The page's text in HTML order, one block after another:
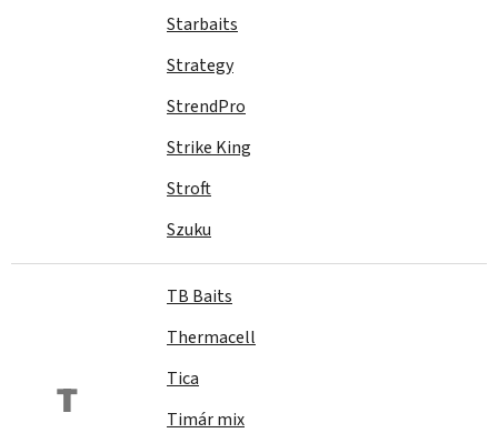
Starbaits
Strategy
StrendPro
Strike King
Stroft
Szuku
T
TB Baits
Thermacell
Tica
Timár mix